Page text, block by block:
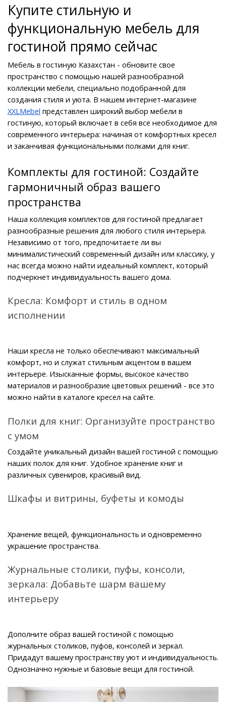
Купите стильную и
функциональную мебель для
гостиной прямо сейчас
Мебель в гостиную Казахстан - обновите свое
пространство с помощью нашей разнообразной
коллекции мебели, специально подобранной для
XXLMebel представлен широкий выбор мебели в
гостиную, который включает в себя все необходимое для
современного интерьера: начиная от комфортных кресел
и заканчивая функциональными полками для книг.
Комплекты для гостиной: Создайте
гармоничный образ вашего
пространства
Наша коллекция комплектов для гостиной предлагает
разнообразные решения для любого стиля интерьера.
Независимо от того, предпочитаете ли вы
минималистический современный дизайн или классику, у
нас всегда можно найти идеальный комплект, который
подчеркнет индивидуальность вашего дома.
Кресла: Комфорт и стиль в одном
исполнении
Наши кресла не только обеспечивают максимальный
комфорт, но и служат стильным акцентом в вашем
интерьере. Изысканные формы, высокое качество
материалов и разнообразие цветовых решений - все это
можно найти в каталоге кресел на сайте.
Полки для книг: Организуйте пространство
с умом
Создайте уникальный дизайн вашей гостиной с помощью
наших полок для книг. Удобное хранение книг и
различных сувениров, красивый вид.
Шкафы и витрины, буфеты и комоды
Хранение вещей, функциональность и одновременно
украшение пространства.
Журнальные столики, пуфы, консоли,
зеркала: Добавьте шарм вашему
интерьеру
Дополните образ вашей гостиной с помощью
журнальных столиков, пуфов, консолей и зеркал.
Придадут вашему пространству уют и индивидуальность.
Однозначно нужные и базовые вещи для гостиной.